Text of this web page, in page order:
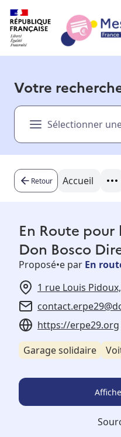
Présentation vidéo
Besoin d'aide ?
Votre
Sélectionner
Retour Accueil
En Route
Don Bosco
Proposé•e par En
1 rue Louis
https://erpe29.org
Garage solidaire